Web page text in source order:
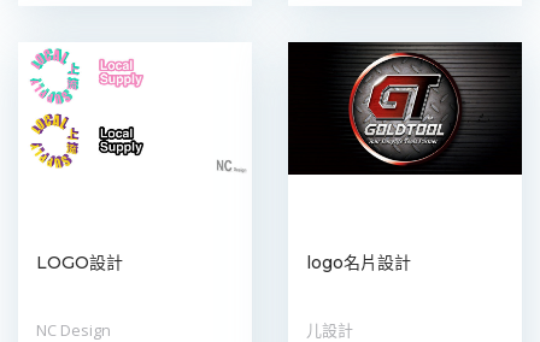
LOGO設計
NC Design
logo名片設計
儿設計